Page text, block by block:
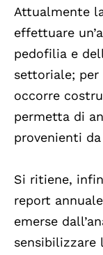
Attualmente
effettuare
pedofilia e
settoriale;
occorre
permetta di
provenienti
Si ritiene,
report
emerse
sensibilizzare